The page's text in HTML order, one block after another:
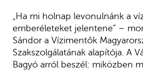
„Ha mi holnap levonulnánk a
emberéleteket jelentene” –
Sándor a Vízimentők
Szakszolgálatának alapítója. A
Bagyó arról beszél: miközben